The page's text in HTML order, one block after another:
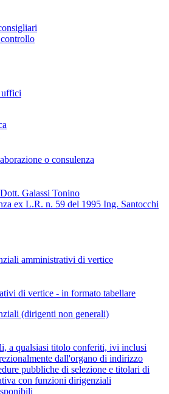
uffici
o consulenza
Galassi Tonino
ex L.R. n. 59 del 1995 Ing. Santocchi
amministrativi di vertice
di vertice - in formato tabellare
(dirigenti non generali)
a qualsiasi titolo conferiti, ivi inclusi
dall'organo di indirizzo
pubbliche di selezione e titolari di
con funzioni dirigenziali